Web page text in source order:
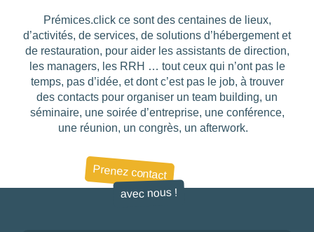
Prémices.click ce sont des centaines de lieux,
d’activités, de services, de solutions d’hébergement et
de restauration, pour aider les assistants de direction,
les managers, les RRH … tout ceux qui n’ont pas le
temps, pas d’idée, et dont c’est pas le job, à trouver
des contacts pour organiser un team building, un
séminaire, une soirée d’entreprise, une conférence,
une réunion, un congrès, un afterwork.
Prenez contact
avec nous !